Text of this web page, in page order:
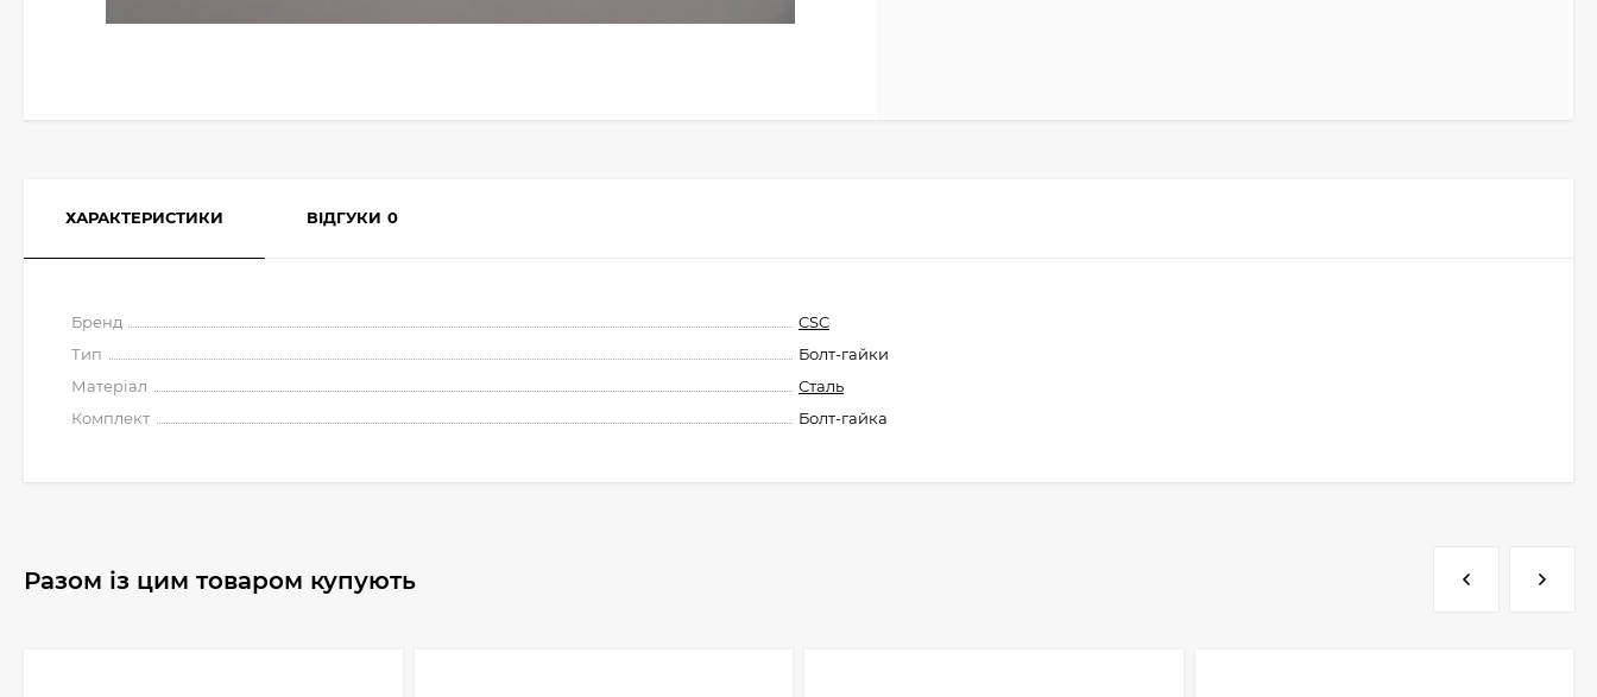
ХАРАКТЕРИСТИКИ ВІДГУКИ 0
Бренд
CSC
Тип
Болт-гайки
Матеріал
Сталь
Комплект
Болт-гайка
Разом із цим товаром купують